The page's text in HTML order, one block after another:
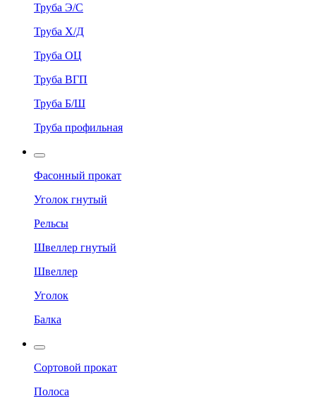
Труба Э/С
Труба Х/Д
Труба ОЦ
Труба ВГП
Труба Б/Ш
Труба профильная
Фасонный прокат
Уголок гнутый
Рельсы
Швеллер гнутый
Швеллер
Уголок
Балка
Сортовой прокат
Полоса